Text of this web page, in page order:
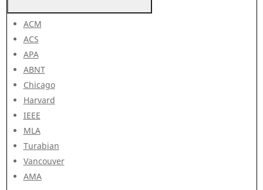
ACM
ACS
APA
ABNT
Chicago
Harvard
IEEE
MLA
Turabian
Vancouver
AMA